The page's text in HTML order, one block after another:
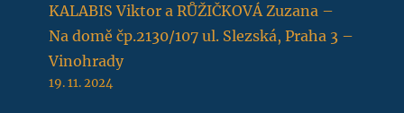
KALABIS Viktor a RŮŽIČKOVÁ Zuzana –
Na domě čp.2130/107 ul. Slezská, Praha 3 –
Vinohrady
19. 11. 2024